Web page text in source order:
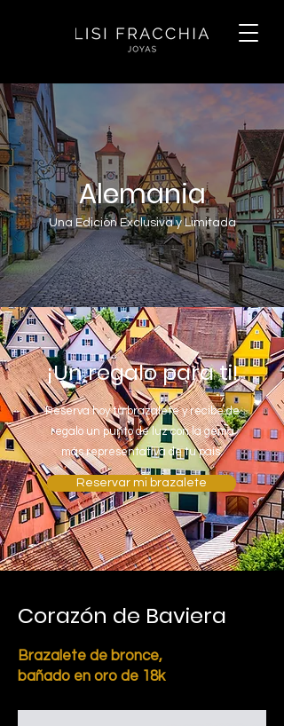
Alemania
Una Edición Exclusiva y Limitada
¡Un regalo para ti!
Reserva hoy tu brazalete y recibe de
regalo un punto de luz con la gema
más representativa de tu país.
Reservar mi brazalete
Corazón de Baviera
Brazalete de bronce,
bañado en oro de 18k